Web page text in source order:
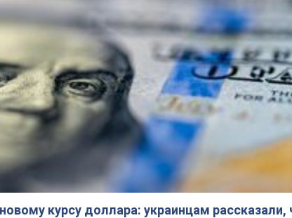
курсу доллара: украинцам